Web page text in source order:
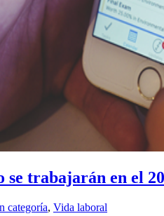
se trabajarán en el
categoría, Vida laboral